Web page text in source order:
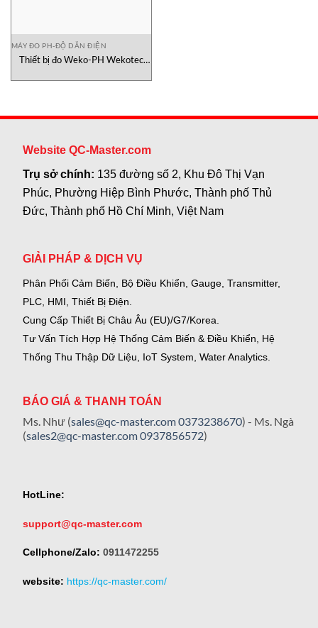
MÁY ĐO PH-ĐỘ DẪN ĐIỆN
Thiết bị đo Weko-PH Wekotec
Website QC-Master.com
Trụ sở chính: 135 đường số 2, Khu Đô Thị Vạn
Phúc, Phường Hiệp Bình Phước, Thành phố Thủ
Đức, Thành phố Hồ Chí Minh, Việt Nam
GIẢI PHÁP & DỊCH VỤ
Phân Phối Cảm Biến, Bộ Điều Khiển, Gauge, Transmitter,
PLC, HMI, Thiết Bị Điện.
Cung Cấp Thiết Bị Châu Âu (EU)/G7/Korea.
Tư Vấn Tích Hợp Hệ Thống Cảm Biến & Điều Khiển, Hệ
Thống Thu Thập Dữ Liệu, IoT System, Water Analytics.
BÁO GIÁ & THANH TOÁN
Ms. Như (sales@qc-master.com0373238670) - Ms. Ngà
(sales2@qc-master.com0937856572)
HotLine:
support@qc-master.com
Cellphone/Zalo: 0911472255
website: https://qc-master.com/